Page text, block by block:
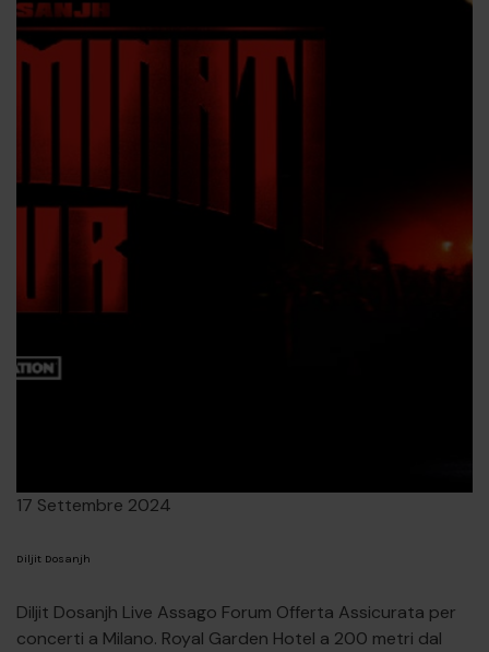
17 Settembre 2024
Diljit Dosanjh
Diljit Dosanjh Live Assago Forum Offerta Assicurata per
concerti a Milano. Royal Garden Hotel a 200 metri dal